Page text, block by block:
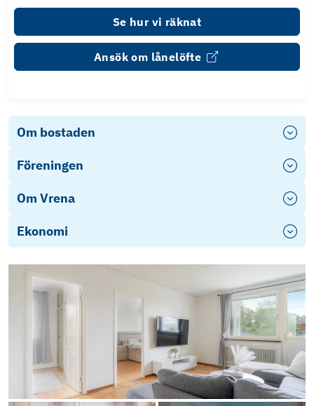
Se hur vi räknat
Ansök om lånelöfte
Om bostaden
Föreningen
Om Vrena
Ekonomi